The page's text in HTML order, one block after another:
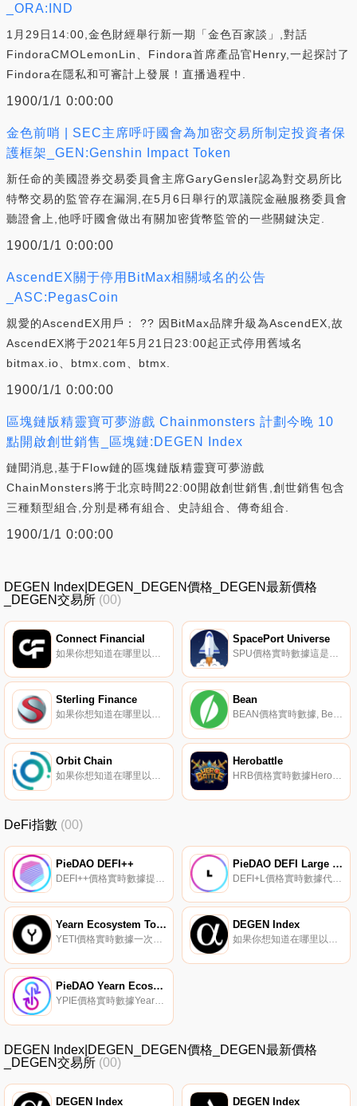
_ORA:IND
1月29日14:00,金色財經舉行新一期「金色百家談」,對話
FindoraCMOLemonLin、Findora首席產品官Henry,一起探討了
Findora在隱私和可審計上發展！直播過程中.
1900/1/1 0:00:00
金色前哨 | SEC主席呼吁國會為加密交易所制定投資者保
護框架_GEN:Genshin Impact Token
新任命的美國證券交易委員會主席GaryGensler認為對交易所比
特幣交易的監管存在漏洞,在5月6日舉行的眾議院金融服務委員會
聽證會上,他呼吁國會做出有關加密貨幣監管的一些關鍵決定.
1900/1/1 0:00:00
AscendEX關于停用BitMax相關域名的公告
_ASC:PegasCoin
親愛的AscendEX用戶： ?? 因BitMax品牌升級為AscendEX,故
AscendEX將于2021年5月21日23:00起正式停用舊域名
bitmax.io、btmx.com、btmx.
1900/1/1 0:00:00
區塊鏈版精靈寶可夢游戲 Chainmonsters 計劃今晚 10
點開啟創世銷售_區塊鏈:DEGEN Index
鏈聞消息,基于Flow鏈的區塊鏈版精靈寶可夢游戲
ChainMonsters將于北京時間22:00開啟創世銷售,創世銷售包含
三種類型組合,分別是稀有組合、史詩組合、傳奇組合.
1900/1/1 0:00:00
DEGEN Index|DEGEN_DEGEN價格_DEGEN最新價格
_DEGEN交易所 (00)
Connect Financial SpacePort Universe
Sterling Finance
如果你想知道在哪里以當前價格購買Sterling Finance,目前交易Sterling Finance-股票的頂級加密貨幣交易所是{Sterling Finance]。您可以在我們的加密貨幣交易所頁面上找到其他列表。$STR（STERLING）是Sterling Finance協議的令牌.
Bean
BEAN價格實時數據, Beanstalk是一個基于以太坊的去中心化信用穩定幣協議。第一個Bean柄在以太坊區塊鏈上發行美元穩定幣（{Bean]）。Beanstalk使用信貸而不是抵押品來創建去中心化、流動性強的區塊鏈原生資產,相對于非區塊鏈原生資源的價值來說是穩定的.
Orbit Chain
如果你想知道在哪里以當前價格購買OrORCt Chain,目前交易{OrORCt Chain]股票的頂級加密貨幣交易所是KuCoin、Gate.io、HuoORC、Uniswap（V3）和Bithumb。您可以在我們的加密貨幣交易所頁面上找到其他列表.
Herobattle
HRB價格實時數據Herobattle是一款極具吸引力的角色扮演游戲,有多種玩法,最重要的是,你可以通過完成游戲中的任務來獲得通常是你的代幣,從而通過游戲賺取利潤。{二進制}。您還可以與其他玩家競爭以贏得投注獎勵。除了在游戲中玩賺,我們的項目還在不久的將來為構建幣安智能鏈生態系統做出了貢獻.
DeFi指數 (00)
PieDAO DEFI++ PieDAO DEFI Large Cap
Yearn Ecosystem Token Index
YETI價格實時數據一次性購買8個DeFi藍籌股：獲得獎勵,參與基金管理和協議治理。
DEGEN Index
如果你想知道在哪里以當前價格購買DEGEN Index,目前交易{DEGEN Index]股票的頂級加密貨幣交易所是Uniswap（V2）。您可以在我們的加密貨幣交易所頁面上找到其他列表。DEGEN Index旨在通過具有極高增長潛力的高風險/回報新興項目（主要是DeFi行業）來尋找阿爾法.
PieDAO Yearn Ecosystem Pie
YPIE價格實時數據Yearn生態系統派（YPIE）是PieDAO；PieVaults實現,能夠直接與DeFi上的協議接觸,帶來元治理,并為每個Pie的底層資產釋放更高的生產力.
DEGEN Index|DEGEN_DEGEN價格_DEGEN最新價格
_DEGEN交易所 (00)
DEGEN Index DEGEN Index